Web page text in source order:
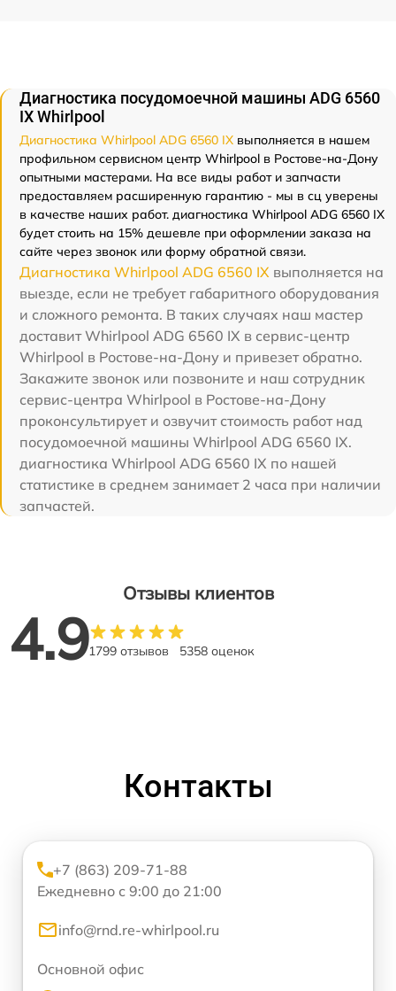
Диагностика посудомоечной машины ADG 6560
IX Whirlpool
Диагностика Whirlpool ADG 6560 IX выполняется в нашем
профильном сервисном центр Whirlpool в Ростове-на-Дону
опытными мастерами. На все виды работ и запчасти
предоставляем расширенную гарантию - мы в сц уверены
в качестве наших работ. диагностика Whirlpool ADG 6560 IX
будет стоить на 15% дешевле при оформлении заказа на
сайте через звонок или форму обратной связи.
Диагностика Whirlpool ADG 6560 IX выполняется на
выезде, если не требует габаритного оборудования
и сложного ремонта. В таких случаях наш мастер
доставит Whirlpool ADG 6560 IX в сервис-центр
Whirlpool в Ростове-на-Дону и привезет обратно.
Закажите звонок или позвоните и наш сотрудник
сервис-центра Whirlpool в Ростове-на-Дону
проконсультирует и озвучит стоимость работ над
посудомоечной машины Whirlpool ADG 6560 IX.
диагностика Whirlpool ADG 6560 IX по нашей
статистике в среднем занимает 2 часа при наличии
запчастей.
Отзывы клиентов
4.91799 отзывов 5358 оценок
Контакты
+7 (863) 209-71-88
Ежедневно с 9:00 до 21:00
info@rnd.re-whirlpool.ru
Основной офис